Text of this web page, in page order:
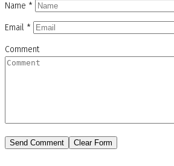
Name *
Email *
Comment